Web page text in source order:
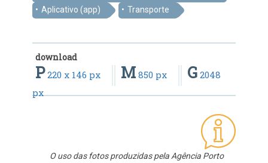
Aplicativo (app)
Transporte
download
P220 x 146 px M 850 px G 2048
px
O uso das fotos produzidas pela Agência Porto